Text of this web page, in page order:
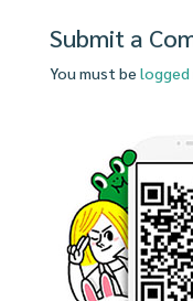
Submit a
You must be logged